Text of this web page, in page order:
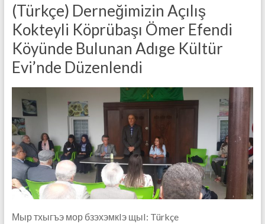
(Türkçe) Derneğimizin Açılış
Kokteyli Köprübaşı Ömer Efendi
Köyünde Bulunan Adıge Kültür
Evi’nde Düzenlendi
Мыр тхыгъэ мор бзэхэмкIэ щыI: Türkçe